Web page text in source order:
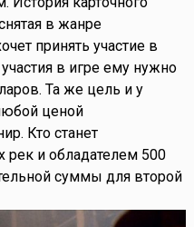
в жанре
принять участие в
в игре ему нужно
Та же цель и у
ценой
Кто станет
рек и обладателем 500
суммы для второй